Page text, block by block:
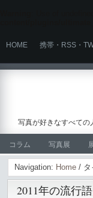
HOME 携帯・RSS・
写真が好きなすべて
コラム 写真展
Navigation: Home / タ
2011年の流行